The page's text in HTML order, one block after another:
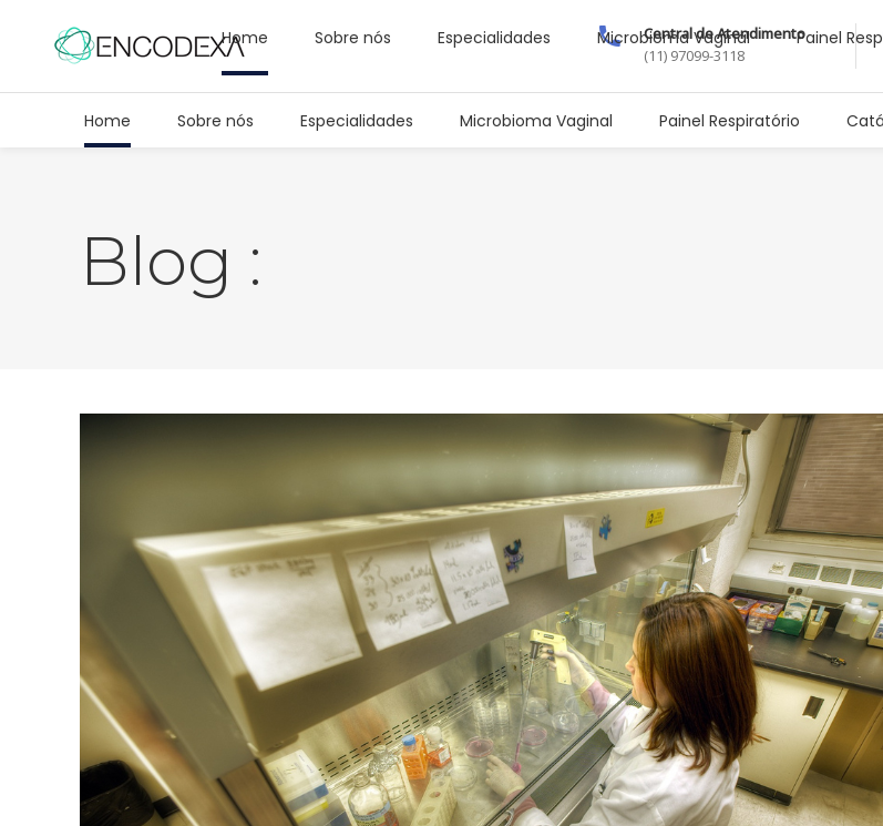
Central de Atendimento
(11) 97099-3118
Home Sobre nós Especialidades Microbioma Vaginal Painel Respiratório
Home Sobre nós Especialidades Microbioma Vaginal Painel
Blog :